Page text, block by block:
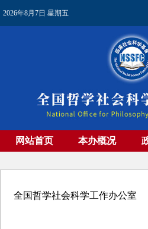
2026年8月7日 星期五
网站首页 本办概况
全国哲学社会科学工作办公室